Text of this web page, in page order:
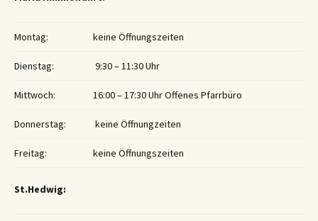
Montag: keine Öffnungszeiten
Dienstag: 9:30 – 11:30 Uhr
Mittwoch: 16:00 – 17:30 Uhr Offenes Pfarrbüro
Donnerstag: keine Öffnungzeiten
Freitag: keine Öffnungszeiten
St.Hedwig: